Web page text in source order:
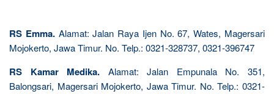
RS Emma.Alamat: Jalan Raya Ijen No. 67, Wates, Magersari
Mojokerto, Jawa Timur. No. Telp.: 0321-328737, 0321-396747
RS Kamar Medika. Alamat: Jalan Empunala No. 351,
Balongsari, Magersari Mojokerto, Jawa Timur. No. Telp.: 0321-